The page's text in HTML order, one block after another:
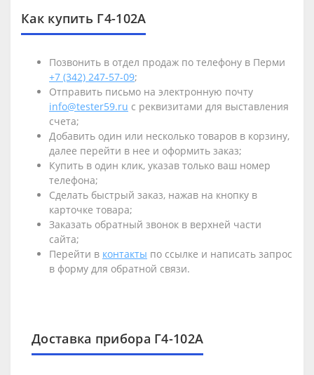
Как купить Г4-102А
Позвонить в отдел продаж по телефону в Перми
+7 (342) 247-57-09;
Отправить письмо на электронную почту
info@tester59.ru с реквизитами для выставления
счета;
Добавить один или несколько товаров в корзину,
далее перейти в нее и оформить заказ;
Купить в один клик, указав только ваш номер
телефона;
Сделать быстрый заказ, нажав на кнопку в
карточке товара;
Заказать обратный звонок в верхней части
сайта;
Перейти в контакты по ссылке и написать запрос
в форму для обратной связи.
Доставка прибора Г4-102А